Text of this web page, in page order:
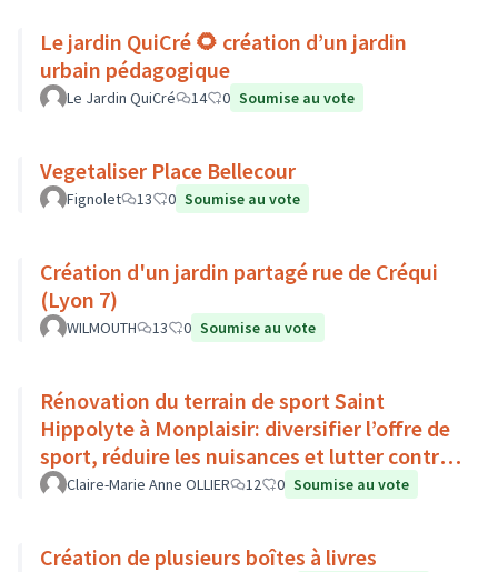
Le jardin QuiCré 🌻 création d’un jardin
urbain pédagogique
Le Jardin QuiCré 14 0 Soumise au vote
Vegetaliser Place Bellecour
Fignolet 13 0 Soumise au vote
Création d'un jardin partagé rue de Créqui
(Lyon 7)
WILMOUTH 13 0 Soumise au vote
Rénovation du terrain de sport Saint
Hippolyte à Monplaisir: diversifier l’offre de
sport, réduire les nuisances et lutter contre
l’îlot de chaleur
Claire-Marie Anne OLLIER 12 0 Soumise au vote
Création de plusieurs boîtes à livres